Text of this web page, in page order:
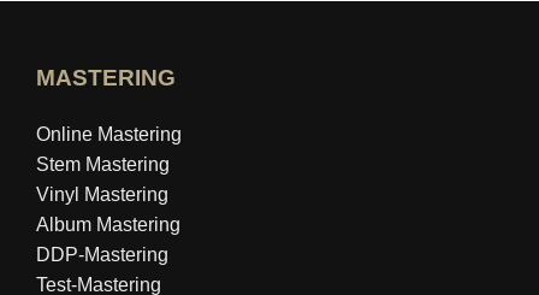
MASTERING
Online Mastering
Stem Mastering
Vinyl Mastering
Album Mastering
DDP-Mastering
Test-Mastering